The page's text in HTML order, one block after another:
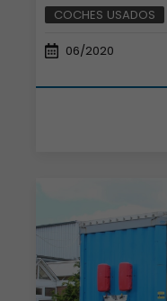
COCHES USADOS
06/2020